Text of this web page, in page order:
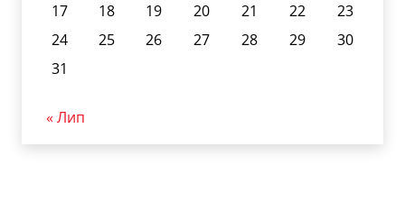
17
18 19 20 21 22
23
24
25 26 27 28 29
30
31
« Лип